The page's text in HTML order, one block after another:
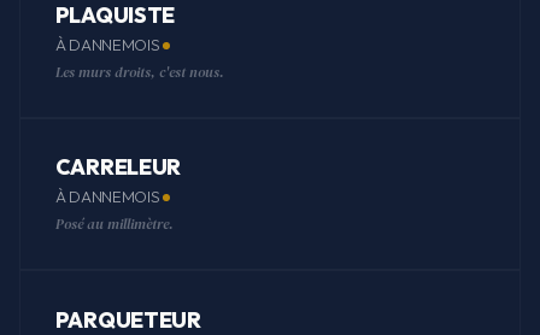
PLAQUISTE
À DANNEMOIS
Les murs droits, c'est nous.
CARRELEUR
À DANNEMOIS
Posé au millimètre.
PARQUETEUR